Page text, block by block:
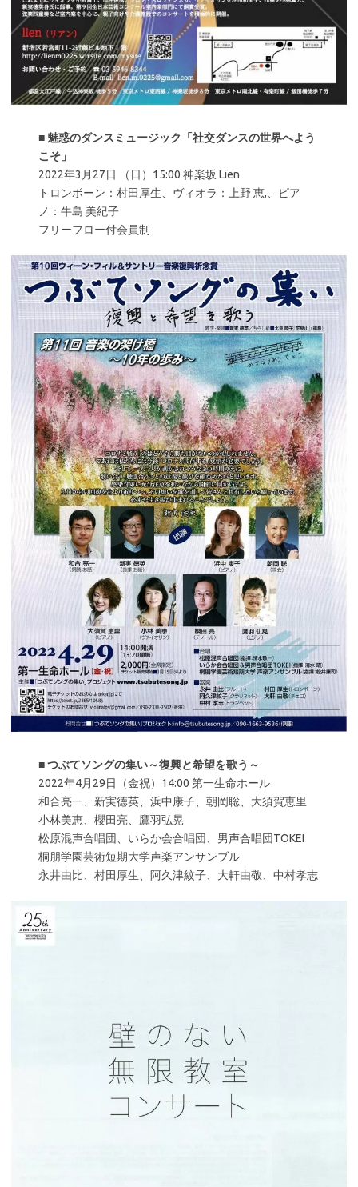
■ 魅惑のダンスミュージック「社交ダンスの世界へよう
こそ」
2022年3月27日 （日）15:00 神楽坂 Lien
トロンボーン：村田厚生、ヴィオラ：上野 恵,、ピア
ノ：牛島 美紀子
フリーフロー付会員制
■つぶてソングの集い～復興と希望を歌う～
2022年4月29日（金祝）14:00 第一生命ホール
和合亮一、新実徳英、浜中康子、朝岡聡、大須賀恵里
小林美恵、櫻田亮、鷹羽弘晃
松原混声合唱団、いらか会合唱団、男声合唱団TOKEI
桐朋学園芸術短期大学声楽アンサンブル
永井由比、村田厚生、阿久津紋子、大軒由敬、中村孝志